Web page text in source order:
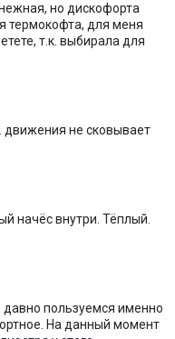
но дискофорта
термокофта, для меня
т.к. выбирала для
движения не сковывает
начёс внутри. Тёплый.
пользуемся именно
На данный момент